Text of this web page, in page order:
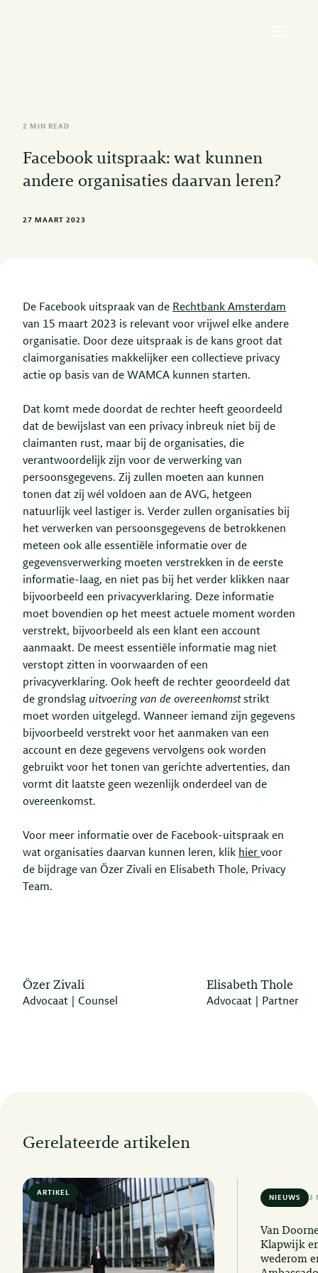
2 MIN READ
Facebook uitspraak: wat kunnen
andere organisaties daarvan leren?
27 MAART 2023
De Facebook uitspraak van de Rechtbank Amsterdam
van 15 maart 2023 is relevant voor vrijwel elke andere
organisatie. Door deze uitspraak is de kans groot dat
claimorganisaties makkelijker een collectieve privacy
actie op basis van de WAMCA kunnen starten.
Dat komt mede doordat de rechter heeft geoordeeld
dat de bewijslast van een privacy inbreuk niet bij de
claimanten rust, maar bij de organisaties, die
verantwoordelijk zijn voor de verwerking van
persoonsgegevens. Zij zullen moeten aan kunnen
tonen dat zij wél voldoen aan de AVG, hetgeen
natuurlijk veel lastiger is. Verder zullen organisaties bij
het verwerken van persoonsgegevens de betrokkenen
meteen ook alle essentiële informatie over de
gegevensverwerking moeten verstrekken in de eerste
informatie-laag, en niet pas bij het verder klikken naar
bijvoorbeeld een privacyverklaring. Deze informatie
moet bovendien op het meest actuele moment worden
verstrekt, bijvoorbeeld als een klant een account
aanmaakt. De meest essentiële informatie mag niet
verstopt zitten in voorwaarden of een
privacyverklaring. Ook heeft de rechter geoordeeld dat
de grondslag uitvoering van de overeenkomststrikt
moet worden uitgelegd. Wanneer iemand zijn gegevens
bijvoorbeeld verstrekt voor het aanmaken van een
account en deze gegevens vervolgens ook worden
gebruikt voor het tonen van gerichte advertenties, dan
vormt dit laatste geen wezenlijk onderdeel van de
overeenkomst.
Voor meer informatie over de Facebook-uitspraak en
wat organisaties daarvan kunnen leren, klik hier voor
de bijdrage van Özer Zivali en Elisabeth Thole, Privacy
Team.
Özer Zivali
Advocaat | Counsel
Elisabeth Thole
Advocaat | Partner
Gerelateerde artikelen
ARTIKEL 6 MIN READ
NIEUWS 3
Van
Klapwijk
wederom